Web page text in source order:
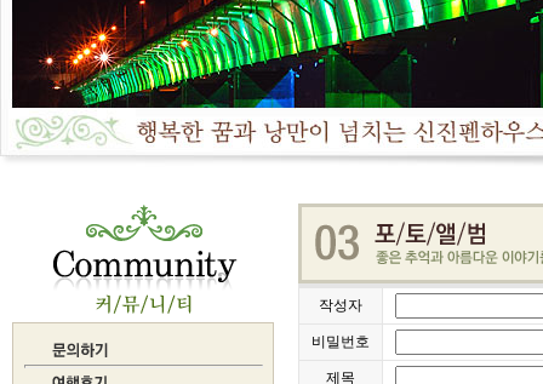
작성자
비밀번호
제목